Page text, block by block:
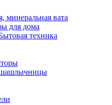
минеральная вата
для дома
техника